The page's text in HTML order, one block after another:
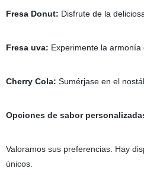
Fresa Donut: Disfrute de la
Fresa uva: Experimente la
Cherry Cola: Sumérjase en el
Opciones de sabor
Valoramos sus preferencias. Hay
únicos.